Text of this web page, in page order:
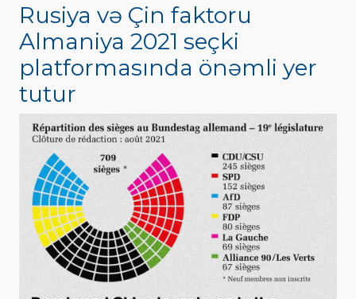
Rusiya və Çin faktoru
Almaniya 2021 seçki
platformasında önəmli yer
tutur